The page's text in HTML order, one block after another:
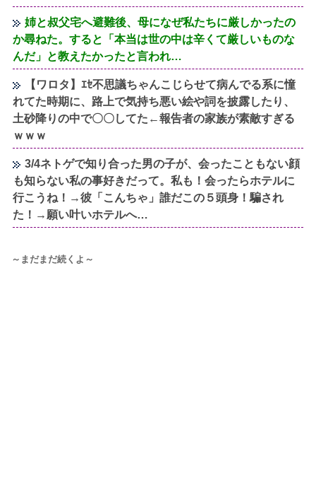
姉と叔父宅へ避難後、母になぜ私たちに厳しかったの
か尋ねた。すると「本当は世の中は辛くて厳しいものな
んだ」と教えたかったと言われ…
【ワロタ】ｴｾ不思議ちゃんこじらせて病んでる系に憧
れてた時期に、路上で気持ち悪い絵や詞を披露したり、
土砂降りの中で〇〇してた←報告者の家族が素敵すぎる
ｗｗｗ
3/4ネトゲで知り合った男の子が、会ったこともない顔
も知らない私の事好きだって。私も！会ったらホテルに
行こうね！→彼「こんちゃ」誰だこの５頭身！騙され
た！→願い叶いホテルへ…
～まだまだ続くよ～